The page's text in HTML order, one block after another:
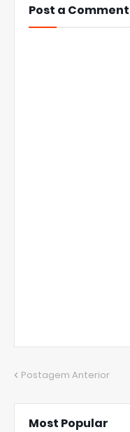
Post a Comment
Postagem Anterior
Most Popular